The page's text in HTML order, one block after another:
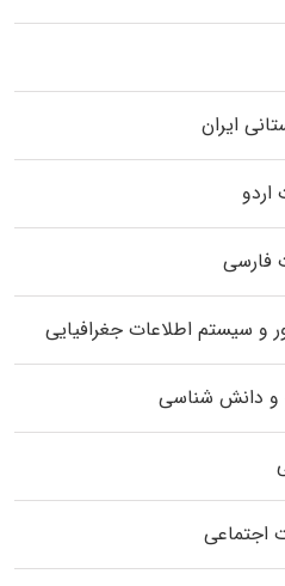
ایران
اردو
فارسی
و سیستم اطلاعات جغرافیایی
و دانش شناسی
اجتماعی